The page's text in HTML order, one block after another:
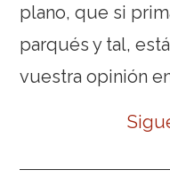
plano, que si
parqués y tal,
vuestra opinión